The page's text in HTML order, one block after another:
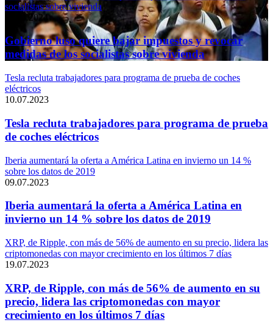
socialistas sobre vivienda
11.04.2024
Gobierno luso quiere bajar impuestos y revocar
medidas de los socialistas sobre vivienda
Tesla recluta trabajadores para programa de prueba de coches
eléctricos
10.07.2023
Tesla recluta trabajadores para programa de prueba
de coches eléctricos
Iberia aumentará la oferta a América Latina en invierno un 14 %
sobre los datos de 2019
09.07.2023
Iberia aumentará la oferta a América Latina en
invierno un 14 % sobre los datos de 2019
XRP, de Ripple, con más de 56% de aumento en su precio, lidera las
criptomonedas con mayor crecimiento en los últimos 7 días
19.07.2023
XRP, de Ripple, con más de 56% de aumento en su
precio, lidera las criptomonedas con mayor
crecimiento en los últimos 7 días